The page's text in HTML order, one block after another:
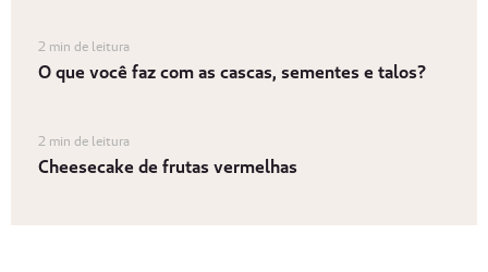
2 min de leitura
O que você faz com as cascas, sementes e talos?
2 min de leitura
Cheesecake de frutas vermelhas